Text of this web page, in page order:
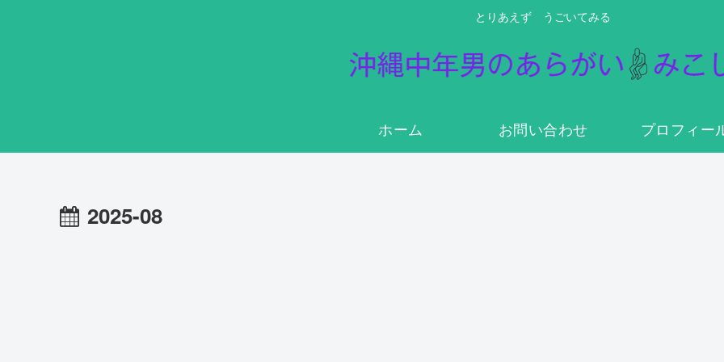
とりあえず うごいてみる
ホーム お問い合わせ プロフィー
2025-08